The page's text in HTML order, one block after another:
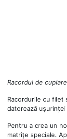
Racordul de cuplare
Racordurile cu filet
datorează
Pentru a crea un
matrițe speciale.